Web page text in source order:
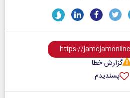
گزارش خطا
پسندیدم